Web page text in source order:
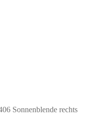
Sonnenblende rechts